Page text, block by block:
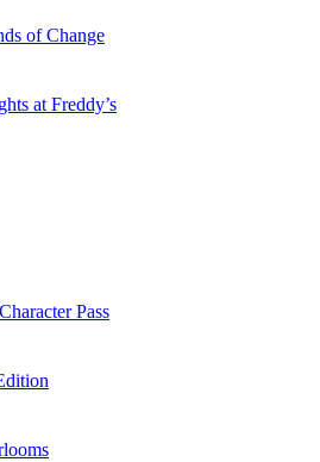
of Change
at Freddy’s
Pass